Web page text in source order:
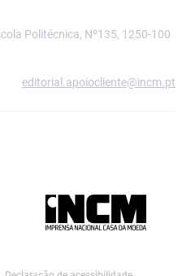
Politécnica, Nº135, 1250-100
editorial.apoiocliente@incm.pt